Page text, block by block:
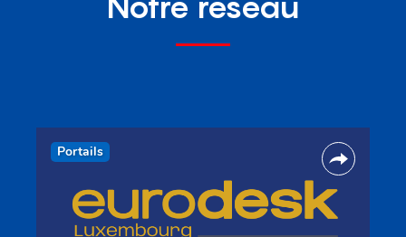
Portails